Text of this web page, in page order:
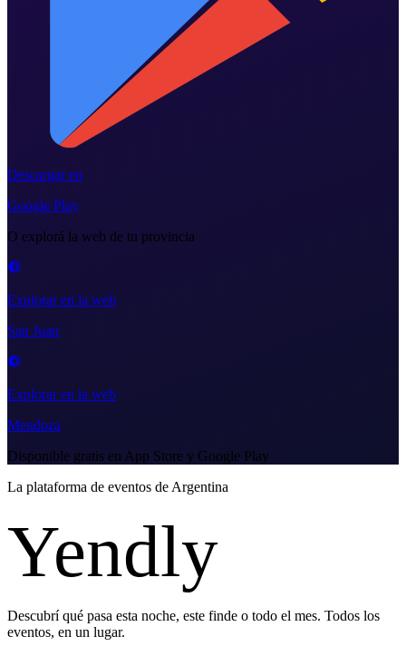
Descargar en
Google Play
O explorá la web de tu provincia
Explorar en la web
San Juan
Explorar en la web
Mendoza
Disponible gratis en App Store y Google Play
La plataforma de eventos de Argentina
Yendly
Descubrí qué pasa esta noche, este finde o todo el mes. Todos los
eventos, en un lugar.